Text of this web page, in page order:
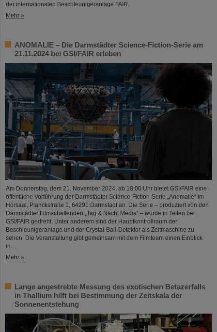
der internationalen Beschleunigeranlage FAIR.
Mehr »
ANOMALIE – Die Darmstädter Science-Fiction-Serie am
21.11.2024 bei GSI/FAIR erleben
Am Donnerstag, dem 21. November 2024, ab 18:00 Uhr bietet GSI/FAIR eine
öffentliche Vorführung der Darmstädter Science-Fiction-Serie „Anomalie“ im
Hörsaal, Planckstraße 1, 64291 Darmstadt an. Die Serie – produziert von den
Darmstädter Filmschaffenden „Tag & Nacht Media“ – wurde in Teilen bei
GSI/FAIR gedreht. Unter anderem sind der Hauptkontrollraum der
Beschleunigeranlage und der Crystal-Ball-Detektor als Zeitmaschine zu
sehen. Die Veranstaltung gibt gemeinsam mit dem Filmteam einen Einblick
in…
Mehr »
Lange angestrebte Messung des exotischen Betazerfalls
in Thallium hilft bei Bestimmung der Zeitskala der
Sonnenentstehung